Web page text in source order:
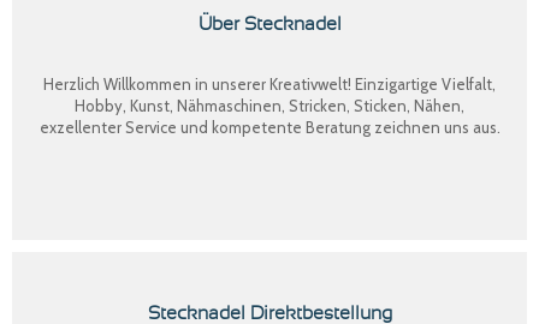
Über Stecknadel
Herzlich Willkommen in unserer Kreativwelt! Einzigartige Vielfalt,
Hobby, Kunst, Nähmaschinen, Stricken, Sticken, Nähen,
exzellenter Service und kompetente Beratung zeichnen uns aus.
Stecknadel Direktbestellung